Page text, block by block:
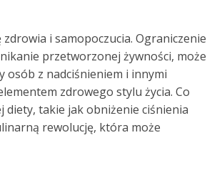
i samopoczucia. Ograniczenie
przetworzonej żywności, może
osób z nadciśnieniem i innymi
zdrowego stylu życia. Co
diety, takie jak obniżenie ciśnienia
rewolucję, która może